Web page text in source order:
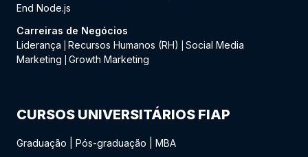
End Node.js
Carreiras de Negócios
Liderança
Recursos Humanos (RH)
Social Media
Marketing
Growth Marketing
CURSOS UNIVERSITÁRIOS FIAP
Graduação Pós-graduação MBA